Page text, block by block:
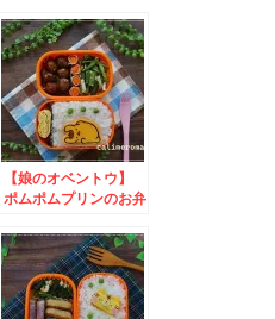
【娘のオベントウ】
ポムポムプリンのお弁